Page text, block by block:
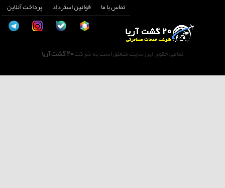
تماس با ما قوانین استرداد پرداخت آنلاین
تمامی حقوق این سایت متعلق است به شرکت20 گشت آریا